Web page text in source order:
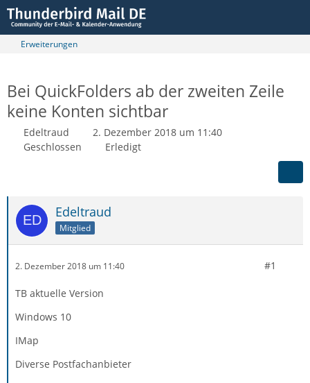
Erweiterungen
Bei QuickFolders ab der zweiten Zeile
keine Konten sichtbar
Edeltraud
2. Dezember 2018 um 11:40
Geschlossen
Erledigt
Edeltraud
Mitglied
2. Dezember 2018 um 11:40 #1
TB aktuelle Version
Windows 10
IMap
Diverse Postfachanbieter